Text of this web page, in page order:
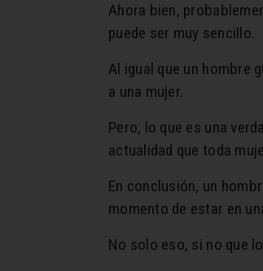
Ahora bien,
puede ser muy sencillo.
Al igual que un hombre
a una mujer.
Pero, lo que es una
actualidad que toda
En conclusión, un
momento de estar en
No solo eso, si no que